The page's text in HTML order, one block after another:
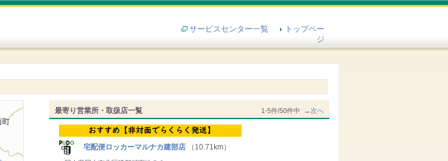
サービスセンター一覧
トップペー
ジ
最寄り営業所・取扱店一覧 1-5件/50件中 →次へ
宅配便ロッカーマルナカ建部店 （10.71km）